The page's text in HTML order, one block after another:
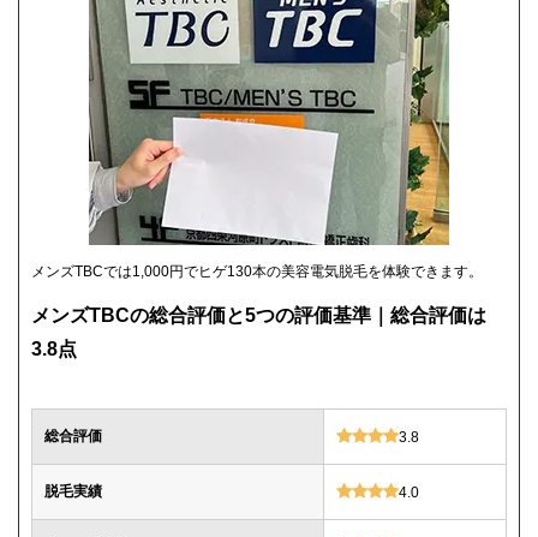
メンズTBCでは1,000円でヒゲ130本の美容電気脱毛を体験できます。
メンズTBCの総合評価と5つの評価基準｜総合評価は
3.8点
総合評価 3.8
脱毛実績 4.0